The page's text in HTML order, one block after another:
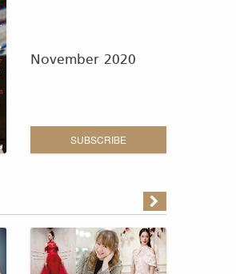
November 2020
SUBSCRIBE